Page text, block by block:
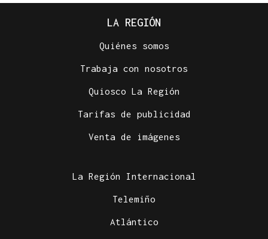
LA REGIÓN
Quiénes somos
Trabaja con nosotros
Quiosco La Región
Tarifas de publicidad
Venta de imágenes
La Región Internacional
Telemiño
Atlántico